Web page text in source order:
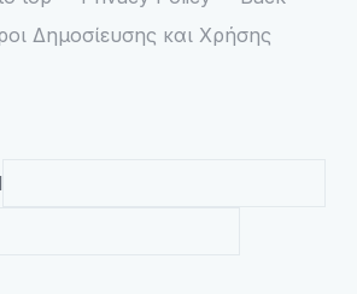
Δημοσίευσης και Χρήσης